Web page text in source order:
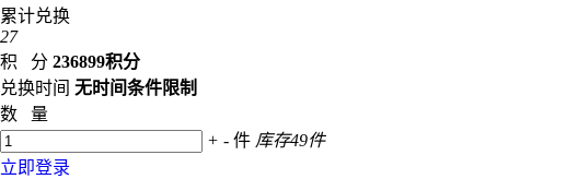
累计兑换
27
积 分 236899积分
兑换时间 无时间条件限制
数 量
+ - 件 库存49件
立即登录